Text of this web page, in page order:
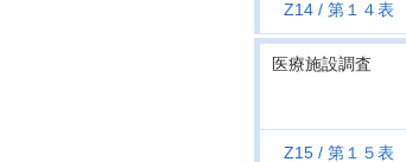
Z14 第１４表
医療施設調査
Z15 第１５表